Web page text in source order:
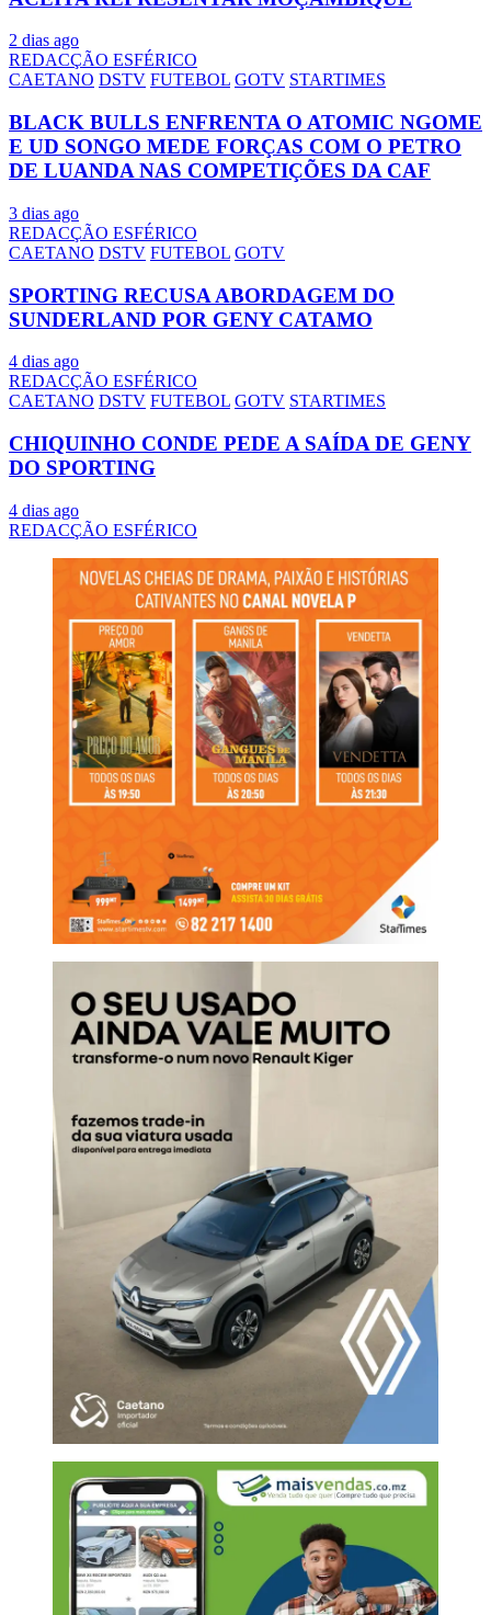
2 dias ago
REDACÇÃO ESFÉRICO
CAETANO DSTV FUTEBOL GOTV STARTIMES
BLACK BULLS ENFRENTA O ATOMIC NGOME
E UD SONGO MEDE FORÇAS COM O PETRO
DE LUANDA NAS COMPETIÇÕES DA CAF
3 dias ago
REDACÇÃO ESFÉRICO
CAETANO DSTV FUTEBOL GOTV
SPORTING RECUSA ABORDAGEM DO
SUNDERLAND POR GENY CATAMO
4 dias ago
REDACÇÃO ESFÉRICO
CAETANO DSTV FUTEBOL GOTV STARTIMES
CHIQUINHO CONDE PEDE A SAÍDA DE GENY
DO SPORTING
4 dias ago
REDACÇÃO ESFÉRICO